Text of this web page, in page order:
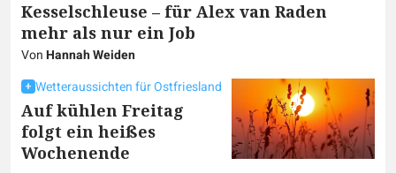
Kesselschleuse – für Alex van Raden
mehr als nur ein Job
VonHannah Weiden
Wetteraussichten für Ostfriesland
Auf kühlen Freitag
folgt ein heißes
Wochenende